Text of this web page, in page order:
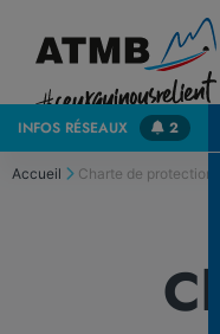
INFOS RÉSEAUX 2
Accueil Charte de protection